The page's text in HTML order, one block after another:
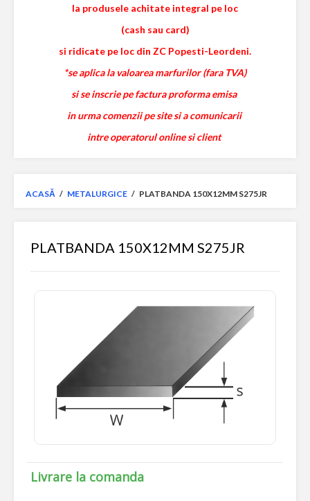
la produsele achitate integral pe loc
(cash sau card)
si ridicate pe loc din ZC Popesti-Leordeni.
*se aplica la valoarea marfurilor (fara TVA)
si se inscrie pe factura proforma emisa
in urma comenzii pe site si a comunicarii
intre operatorul online si client
ACASĂ / METALURGICE / PLATBANDA 150X12MM S275JR
PLATBANDA 150X12MM S275JR
Livrare la comanda